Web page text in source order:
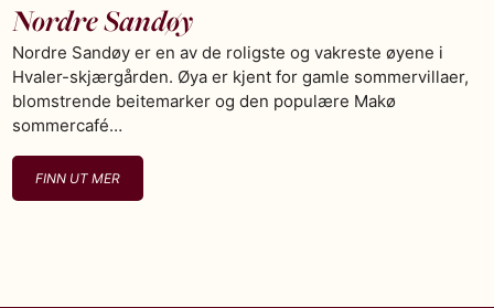
Nordre Sandøy
Nordre Sandøy er en av de roligste og vakreste øyene i
Hvaler-skjærgården. Øya er kjent for gamle sommervillaer,
blomstrende beitemarker og den populære Makø
sommercafé…
FINN UT MER